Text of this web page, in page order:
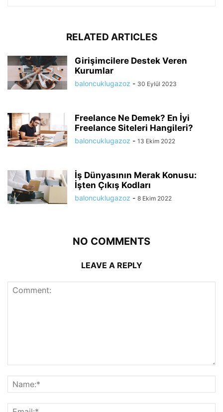
RELATED ARTICLES
Girişimcilere Destek Veren
Kurumlar
baloncuklugazoz - 30 Eylül 2023
Freelance Ne Demek? En İyi
Freelance Siteleri Hangileri?
baloncuklugazoz - 13 Ekim 2022
İş Dünyasının Merak Konusu:
İşten Çıkış Kodları
baloncuklugazoz - 8 Ekim 2022
NO COMMENTS
LEAVE A REPLY